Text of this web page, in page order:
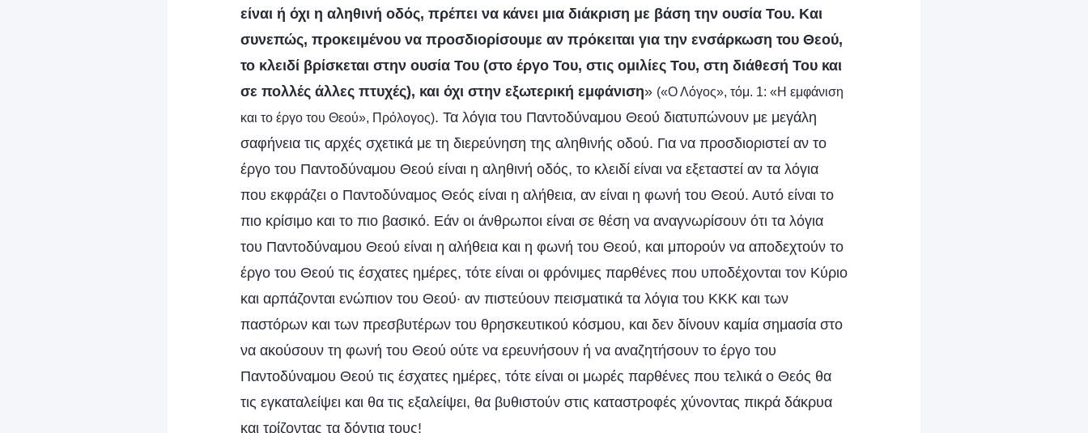
είναι ή όχι η αληθινή οδός, πρέπει να κάνει μια διάκριση με βάση την ουσία Του. Και
συνεπώς, προκειμένου να προσδιορίσουμε αν πρόκειται για την ενσάρκωση του Θεού,
το κλειδί βρίσκεται στην ουσία Του (στο έργο Του, στις ομιλίες Του, στη διάθεσή Του και
σε πολλές άλλες πτυχές), και όχι στην εξωτερική εμφάνιση» («Ο Λόγος», τόμ. 1: «Η εμφάνιση
και το έργο του Θεού», Πρόλογος). Τα λόγια του Παντοδύναμου Θεού διατυπώνουν με μεγάλη
σαφήνεια τις αρχές σχετικά με τη διερεύνηση της αληθινής οδού. Για να προσδιοριστεί αν το
έργο του Παντοδύναμου Θεού είναι η αληθινή οδός, το κλειδί είναι να εξεταστεί αν τα λόγια
που εκφράζει ο Παντοδύναμος Θεός είναι η αλήθεια, αν είναι η φωνή του Θεού. Αυτό είναι το
πιο κρίσιμο και το πιο βασικό. Εάν οι άνθρωποι είναι σε θέση να αναγνωρίσουν ότι τα λόγια
του Παντοδύναμου Θεού είναι η αλήθεια και η φωνή του Θεού, και μπορούν να αποδεχτούν το
έργο του Θεού τις έσχατες ημέρες, τότε είναι οι φρόνιμες παρθένες που υποδέχονται τον Κύριο
και αρπάζονται ενώπιον του Θεού· αν πιστεύουν πεισματικά τα λόγια του ΚΚΚ και των
παστόρων και των πρεσβυτέρων του θρησκευτικού κόσμου, και δεν δίνουν καμία σημασία στο
να ακούσουν τη φωνή του Θεού ούτε να ερευνήσουν ή να αναζητήσουν το έργο του
Παντοδύναμου Θεού τις έσχατες ημέρες, τότε είναι οι μωρές παρθένες που τελικά ο Θεός θα
τις εγκαταλείψει και θα τις εξαλείψει, θα βυθιστούν στις καταστροφές χύνοντας πικρά δάκρυα
και τρίζοντας τα δόντια τους!